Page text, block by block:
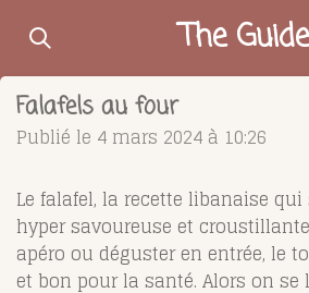
Passer
contenu
principal
The Guide
Falafels au four
Publié le 4 mars 2024 à 10:26
Le falafel, la recette libanaise
hyper savoureuse et
apéro ou déguster en entrée, le
et bon pour la santé. Alors on se